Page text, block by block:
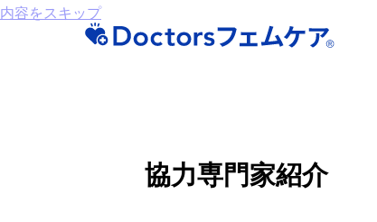
内容をスキップ
協力専門家紹介